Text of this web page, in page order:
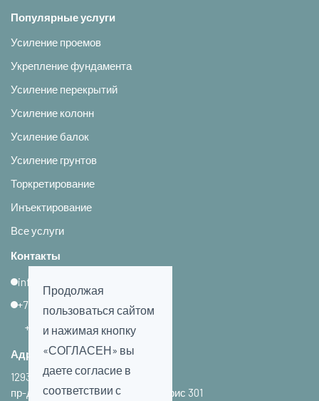
Популярные услуги
Усиление проемов
Укрепление фундамента
Усиление перекрытий
Усиление колонн
Усиление балок
Усиление грунтов
Торкретирование
Инъектирование
Все услуги
Контакты
info@usn-d.ru
+7 (925) 729-81-86
+7 (995) 100-97-21
Адрес филиала в Москве:
129343, г. Москва,
пр-д Серебрякова д. 14, стр. 11, офис 301
Продолжая
пользоваться сайтом
и нажимая кнопку
«СОГЛАСЕН» вы
даете согласие в
соответствии с